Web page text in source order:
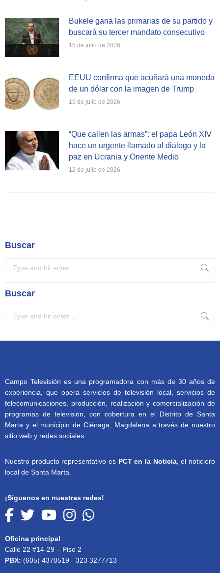
Bukele gana las primarias de su partido y
buscará su tercer mandato consecutivo
15 de julio de 2026
EEUU confirma que acuñará una moneda
de un dólar con la imagen de Trump
15 de julio de 2026
“Que callen las armas”: el papa León XIV
hace un urgente llamado al diálogo y la
paz en Ucrania y Oriente Medio
12 de julio de 2026
Buscar
Buscar
Campo Televisión es una programadora con más de 30 años de
experiencia, que opera servicios de televisión local, servicios de
telecomunicaciones, producción, realización y comercialización de
programas de televisión, con cobertura en el Distrito de Santa
Marta y el municipio de Ciénaga, Magdalena a través de nuestro
sitio web y redes sociales.
Nuestro producto representativo es PCT en la Noticia, el noticiero
local de Santa Marta.
¡Síguenos en nuestras redes!
Oficina principal
Calle 22 #14-29 – Piso 2
PBX: (605) 4370519 - 323 3277713